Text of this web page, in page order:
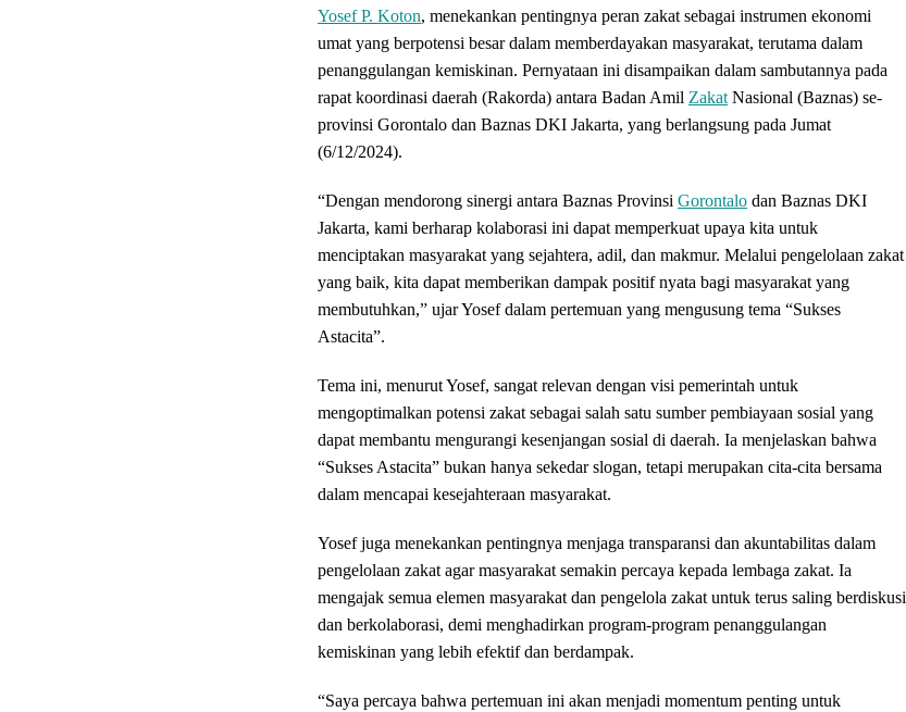
Yosef P. Koton, menekankan pentingnya peran zakat sebagai instrumen ekonomi
umat yang berpotensi besar dalam memberdayakan masyarakat, terutama dalam
penanggulangan kemiskinan. Pernyataan ini disampaikan dalam sambutannya pada
rapat koordinasi daerah (Rakorda) antara Badan Amil Zakat Nasional (Baznas) se-
provinsi Gorontalo dan Baznas DKI Jakarta, yang berlangsung pada Jumat
(6/12/2024).
“Dengan mendorong sinergi antara Baznas Provinsi Gorontalo dan Baznas DKI
Jakarta, kami berharap kolaborasi ini dapat memperkuat upaya kita untuk
menciptakan masyarakat yang sejahtera, adil, dan makmur. Melalui pengelolaan zakat
yang baik, kita dapat memberikan dampak positif nyata bagi masyarakat yang
membutuhkan,” ujar Yosef dalam pertemuan yang mengusung tema “Sukses
Astacita”.
Tema ini, menurut Yosef, sangat relevan dengan visi pemerintah untuk
mengoptimalkan potensi zakat sebagai salah satu sumber pembiayaan sosial yang
dapat membantu mengurangi kesenjangan sosial di daerah. Ia menjelaskan bahwa
“Sukses Astacita” bukan hanya sekedar slogan, tetapi merupakan cita-cita bersama
dalam mencapai kesejahteraan masyarakat.
Yosef juga menekankan pentingnya menjaga transparansi dan akuntabilitas dalam
pengelolaan zakat agar masyarakat semakin percaya kepada lembaga zakat. Ia
mengajak semua elemen masyarakat dan pengelola zakat untuk terus saling berdiskusi
dan berkolaborasi, demi menghadirkan program-program penanggulangan
kemiskinan yang lebih efektif dan berdampak.
“Saya percaya bahwa pertemuan ini akan menjadi momentum penting untuk